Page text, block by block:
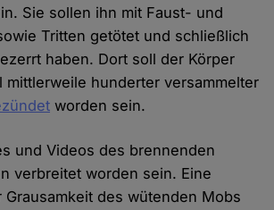
Sie sollen ihn mit Faust- und
Tritten getötet und schließlich
haben. Dort soll der Körper
mittlerweile hunderter versammelter
worden sein.
und Videos des brennenden
verbreitet worden sein. Eine
des wütenden Mobs